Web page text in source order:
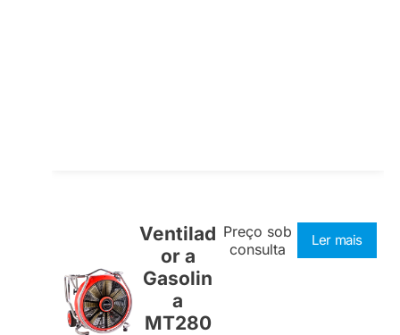
Ventilad
or a
Gasolin
a
MT280
Preço sob
consulta
Ler mais